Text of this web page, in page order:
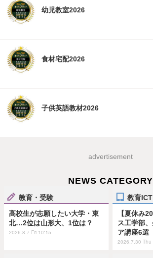
幼児教室2026
食材宅配2026
子供英語教材2026
advertisement
NEWS CATEGORY
教育・受験
高校生が志願したい大学・東
北…2位は山形大、1位は？
2026.8.7 Fri 10:15
教育ICT
【夏休み
ス工学部
ア講座6選
2026.7.30 Thu